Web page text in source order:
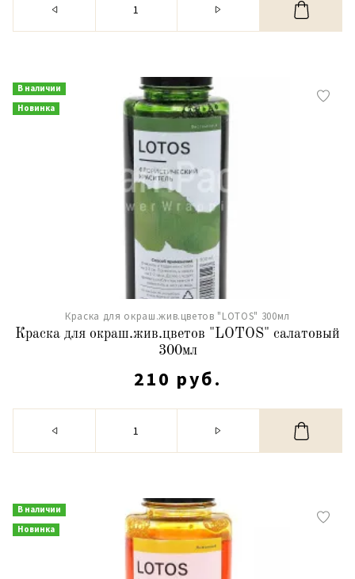
В наличии
Новинка
Краска для окраш.жив.цветов "LOTOS" 300мл
Краска для окраш.жив.цветов "LOTOS" салатовый
300мл
210 руб.
В наличии
Новинка